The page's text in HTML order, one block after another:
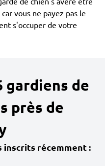
vous ne payez pas le
s'occuper de votre
gardiens de
près de
inscrits récemment :